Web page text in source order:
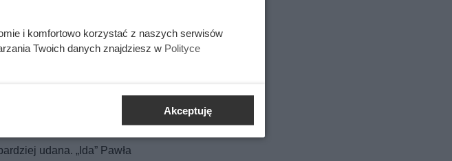
separacji, osadzona w bardziej
udana. „Ida” Pawła
i komfortowo korzystać z naszych serwisów
Twoich danych znajdziesz w Polityce
Akceptuję